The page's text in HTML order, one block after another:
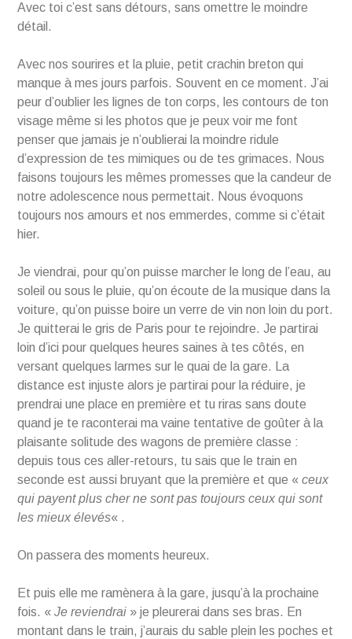
Avec toi c’est sans détours, sans omettre le moindre
détail.
Avec nos sourires et la pluie, petit crachin breton qui
manque à mes jours parfois. Souvent en ce moment. J’ai
peur d’oublier les lignes de ton corps, les contours de ton
visage même si les photos que je peux voir me font
penser que jamais je n’oublierai la moindre ridule
d’expression de tes mimiques ou de tes grimaces. Nous
faisons toujours les mêmes promesses que la candeur de
notre adolescence nous permettait. Nous évoquons
toujours nos amours et nos emmerdes, comme si c’était
hier.
Je viendrai, pour qu’on puisse marcher le long de l’eau, au
soleil ou sous le pluie, qu’on écoute de la musique dans la
voiture, qu’on puisse boire un verre de vin non loin du port.
Je quitterai le gris de Paris pour te rejoindre. Je partirai
loin d’ici pour quelques heures saines à tes côtés, en
versant quelques larmes sur le quai de la gare. La
distance est injuste alors je partirai pour la réduire, je
prendrai une place en première et tu riras sans doute
quand je te raconterai ma vaine tentative de goûter à la
plaisante solitude des wagons de première classe :
depuis tous ces aller-retours, tu sais que le train en
seconde est aussi bruyant que la première et que «ceux
qui payent plus cher ne sont pas toujours ceux qui sont
les mieux élevés« .
On passera des moments heureux.
Et puis elle me ramènera à la gare, jusqu’à la prochaine
fois. «Je reviendrai » je pleurerai dans ses bras. En
montant dans le train, j’aurais du sable plein les poches et